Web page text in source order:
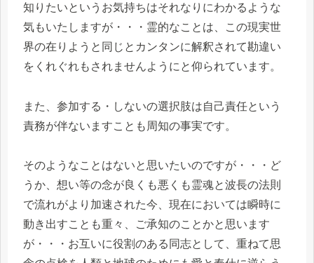
知りたいというお気持ちはそれなりにわかるような
気もいたしますが・・・霊的なことは、この現実世
界の在りようと同じとカンタンに解釈されて勘違い
をくれぐれもされませんようにと仰られています。
また、参加する・しないの選択肢は自己責任という
責務が伴ないますことも周知の事実です。
そのようなことはないと思いたいのですが・・・ど
うか、想い等の念が良くも悪くも霊魂と波長の法則
で流れがより加速された今、現在においては瞬時に
動き出すことも重々、ご承知のことかと思います
が・・・お互いに役割のある同志として、重ねて思